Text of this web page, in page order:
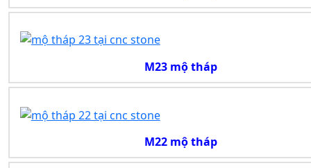
M23 mộ tháp
M22 mộ tháp